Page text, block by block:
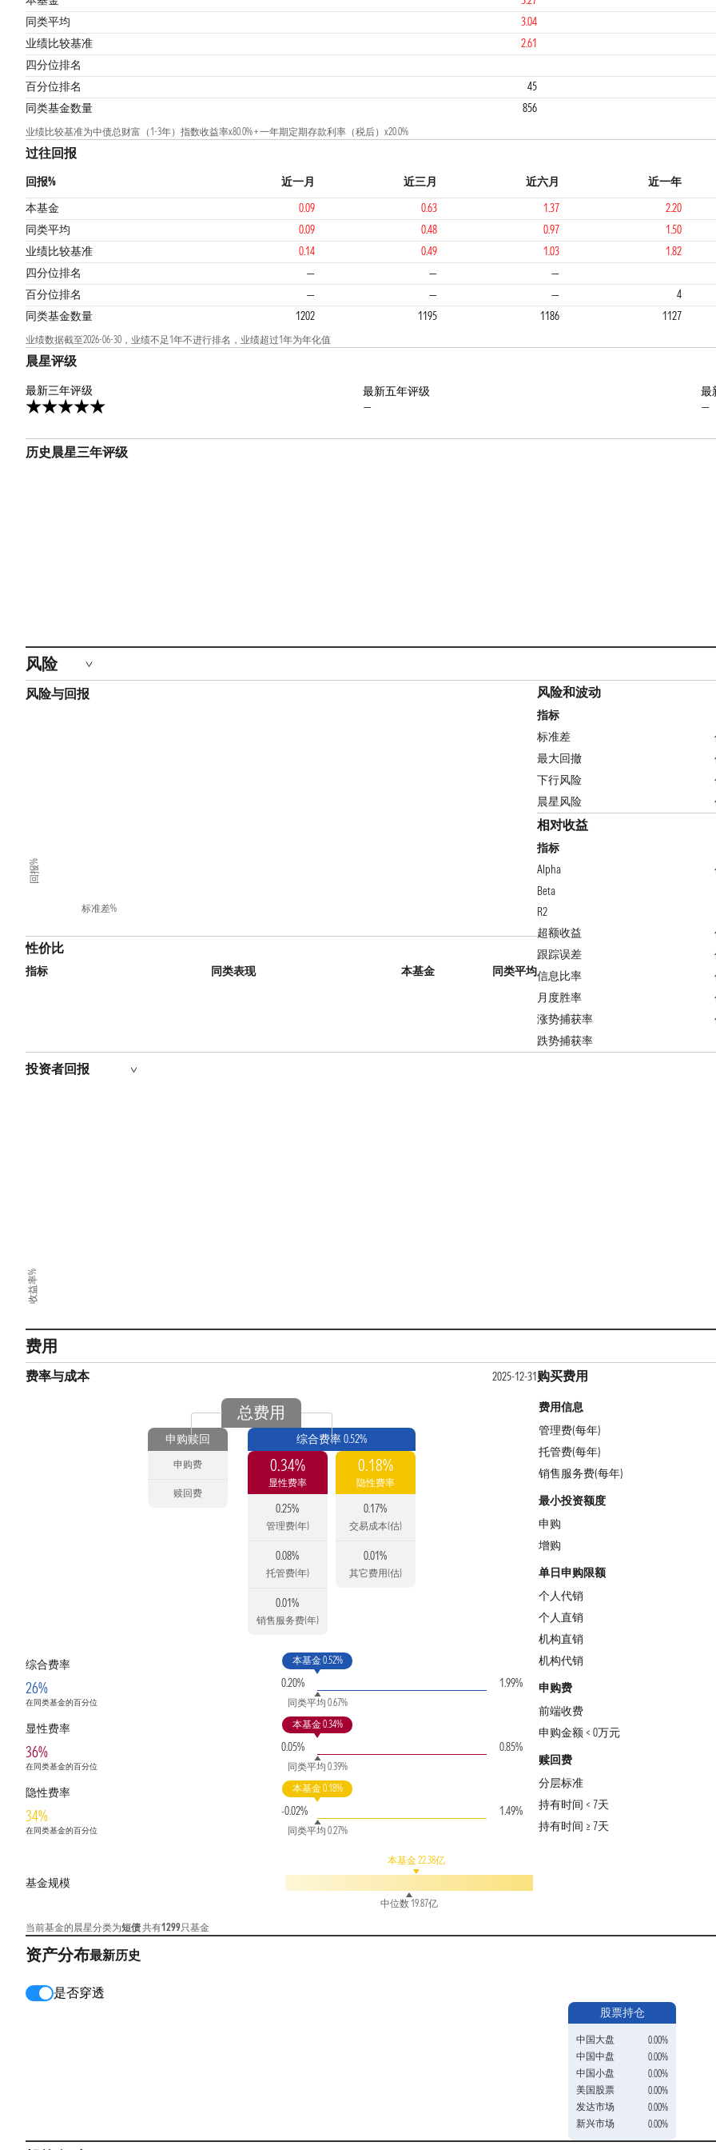
同类平均
3.04
业绩比较基准
2.61
四分位排名
2 1
百分位排名 45
同类基金数量
856
业绩比较基准为中债总财富（1-3年）指数收益率x80.0% + 一年期定期存款利率（税后）x20.0%
过往回报
回报% 近一月 近三月 近六月 近一年
本基金
0.09 0.63 1.37 2.20
同类平均
0.09 0.48 0.97 1.50
业绩比较基准
0.14 0.49 1.03 1.82
四分位排名
— — —
1 2
百分位排名 — — — 4
同类基金数量
1202 1195 1186 1127
业绩数据截至2026-06-30，业绩不足1年不进行排名，业绩超过1年为年化值
晨星评级
最新三年评级
最新五年评级
—
最
—
历史晨星三年评级
风险
风险与回报
标准差%
回报%
性价比
指标 同类表现 本基金 同类平均
风险和波动
指标
标准差
最大回撤
下行风险
晨星风险
相对收益
指标
Alpha
Beta
R2
超额收益
跟踪误差
信息比率
月度胜率
涨势捕获率
跌势捕获率
投资者回报
收益率%
费用
费率与成本 2025-12-31
总费用
申购赎回
申购费
赎回费
综合费率 0.52%
0.34%
显性费率
0.25%
管理费(年)
0.08%
托管费(年)
0.01%
销售服务费(年)
0.18%
隐性费率
0.17%
交易成本(估)
0.01%
其它费用(估)
综合费率
26%
在同类基金的百分位
0.20%
本基金 0.52%
同类平均 0.67%
1.99%
显性费率
36%
在同类基金的百分位
0.05%
本基金 0.34%
同类平均 0.39%
0.85%
隐性费率
34%
在同类基金的百分位
-0.02%
本基金 0.18%
同类平均 0.27%
1.49%
基金规模
本基金 22.38亿
中位数 19.87亿
当前基金的晨星分类为短债共有1299只基金
购买费用
费用信息
管理费(每年)
托管费(每年)
销售服务费(每年)
最小投资额度
申购
增购
单日申购限额
个人代销
个人直销
机构直销
机构代销
申购费
前端收费
申购金额 < 0万元
赎回费
分层标准
持有时间 < 7天
持有时间 ≥ 7天
资产分布最新历史
是否穿透
股票持仓
中国大盘
0.00%
中国中盘
0.00%
中国小盘
0.00%
美国股票
0.00%
发达市场
0.00%
新兴市场
0.00%